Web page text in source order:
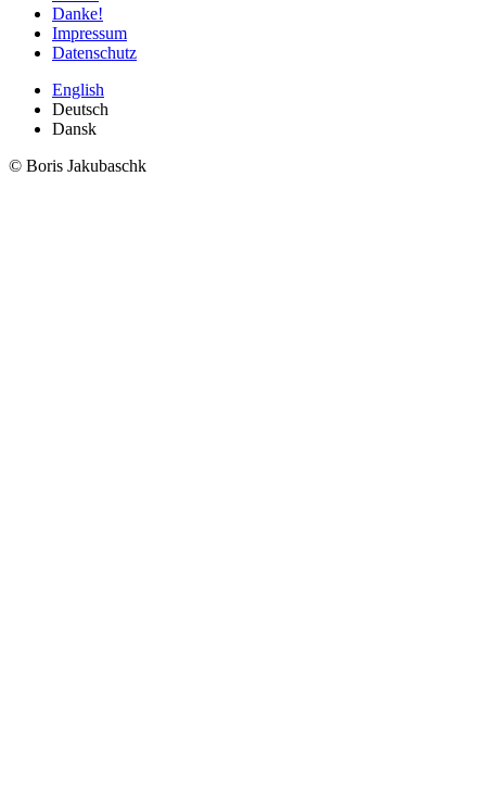
Danke!
Impressum
Datenschutz
English
Deutsch
Dansk
© Boris Jakubaschk